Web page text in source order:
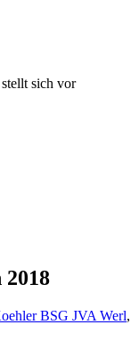
sich vor
2018
BSG JVA Werl,